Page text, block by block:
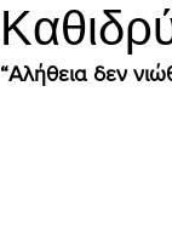
“Αλήθεια δεν